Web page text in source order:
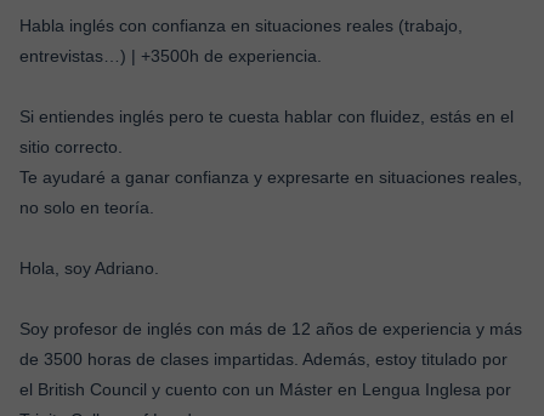
Habla inglés con confianza en situaciones reales (trabajo,
entrevistas…) | +3500h de experiencia.
Si entiendes inglés pero te cuesta hablar con fluidez, estás en el
sitio correcto.
Te ayudaré a ganar confianza y expresarte en situaciones reales,
no solo en teoría.
Hola, soy Adriano.
Soy profesor de inglés con más de 12 años de experiencia y más
de 3500 horas de clases impartidas. Además, estoy titulado por
el British Council y cuento con un Máster en Lengua Inglesa por